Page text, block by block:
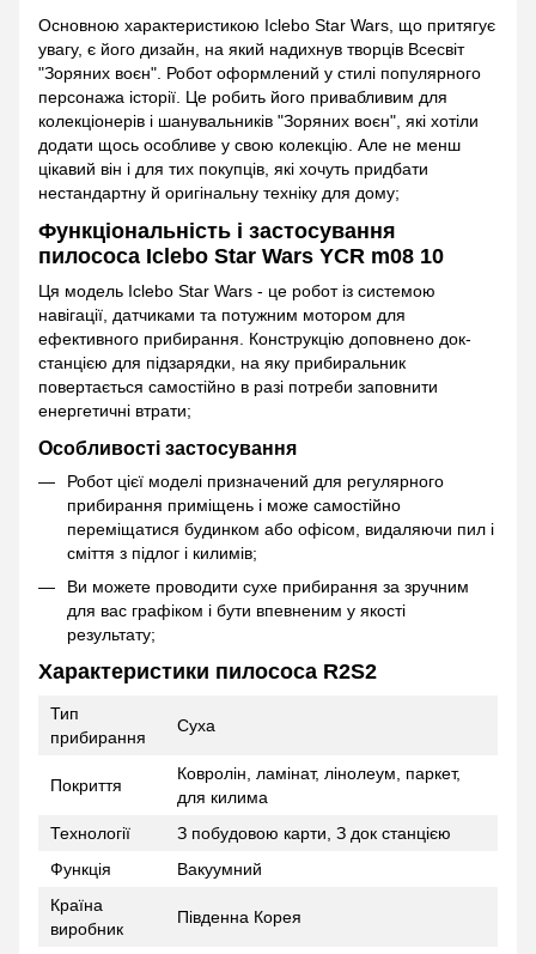
Основною характеристикою Iclebo Star Wars, що притягує
увагу, є його дизайн, на який надихнув творців Всесвіт
"Зоряних воєн". Робот оформлений у стилі популярного
персонажа історії. Це робить його привабливим для
колекціонерів і шанувальників "Зоряних воєн", які хотіли
додати щось особливе у свою колекцію. Але не менш
цікавий він і для тих покупців, які хочуть придбати
нестандартну й оригінальну техніку для дому;
Функціональність і застосування
пилососа Iclebo Star Wars YCR m08 10
Ця модель Iclebo Star Wars - це робот із системою
навігації, датчиками та потужним мотором для
ефективного прибирання. Конструкцію доповнено док-
станцією для підзарядки, на яку прибиральник
повертається самостійно в разі потреби заповнити
енергетичні втрати;
Особливості застосування
Робот цієї моделі призначений для регулярного
прибирання приміщень і може самостійно
переміщатися будинком або офісом, видаляючи пил і
сміття з підлог і килимів;
Ви можете проводити сухе прибирання за зручним
для вас графіком і бути впевненим у якості
результату;
Характеристики пилососа R2S2
Тип
прибирання
Суха
Покриття
Ковролін, ламінат, лінолеум, паркет,
для килима
Технології
З побудовою карти, З док станцією
Функція
Вакуумний
Країна
виробник
Південна Корея